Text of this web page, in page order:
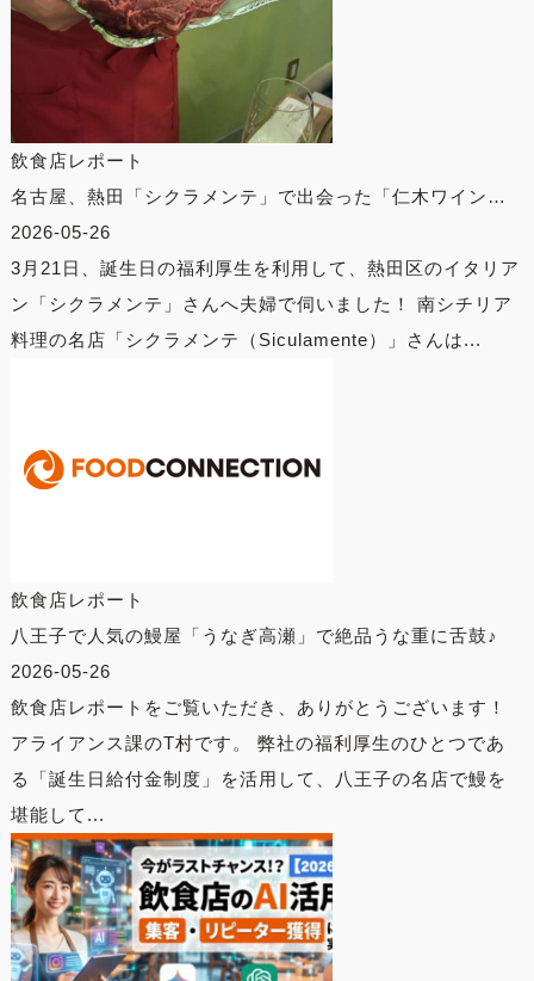
飲食店レポート
名古屋、熱田「シクラメンテ」で出会った「仁木ワイン…
2026-05-26
3月21日、誕生日の福利厚生を利用して、熱田区のイタリア
ン「シクラメンテ」さんへ夫婦で伺いました！ 南シチリア
料理の名店「シクラメンテ（Siculamente）」さんは...
飲食店レポート
八王子で人気の鰻屋「うなぎ高瀬」で絶品うな重に舌鼓♪
2026-05-26
飲食店レポートをご覧いただき、ありがとうございます！
アライアンス課のT村です。 弊社の福利厚生のひとつであ
る「誕生日給付金制度」を活用して、八王子の名店で鰻を
堪能して...